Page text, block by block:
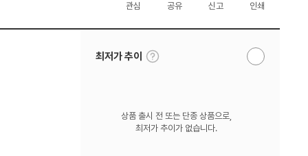
관심 공유 신고 인쇄
최저가 추이
툴
팁
알
상품 출시 전 또는 단종 상품으로,
최저가 추이가 없습니다.